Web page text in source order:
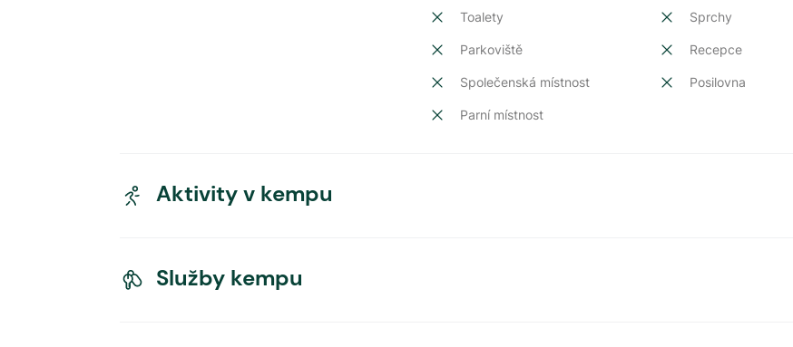
Toalety Sprchy
Parkoviště Recepce
Společenská místnost Posilovna
Parní místnost
Aktivity v kempu
Služby kempu